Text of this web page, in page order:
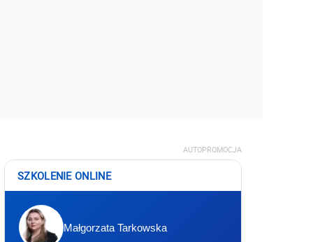
AUTOPROMOCJA
SZKOLENIE ONLINE
Małgorzata Tarkowska